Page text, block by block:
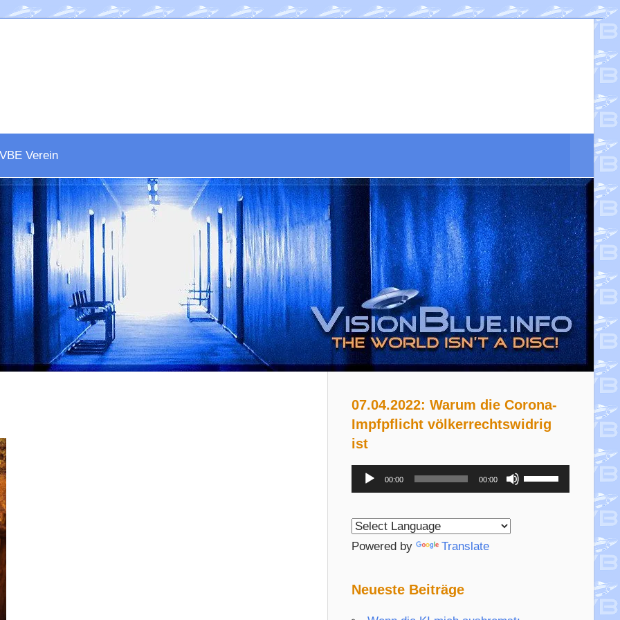
Suche
VBE Verein
07.04.2022: Warum die Corona-
Impfpflicht völkerrechtswidrig
ist
Audio-
Player
00:00 00:00
Pfeiltasten
Hoch/Runter
Powered by Translate
Neueste Beiträge